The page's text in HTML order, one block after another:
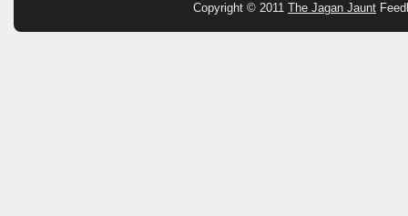
Copyright © 2011 The Jagan Jaunt